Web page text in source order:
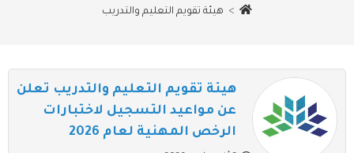
> هيئة تقويم التعليم والتدريب
هيئة تقويم التعليم والتدريب تعلن
عن مواعيد التسجيل لاختبارات
الرخص المهنية لعام 2026